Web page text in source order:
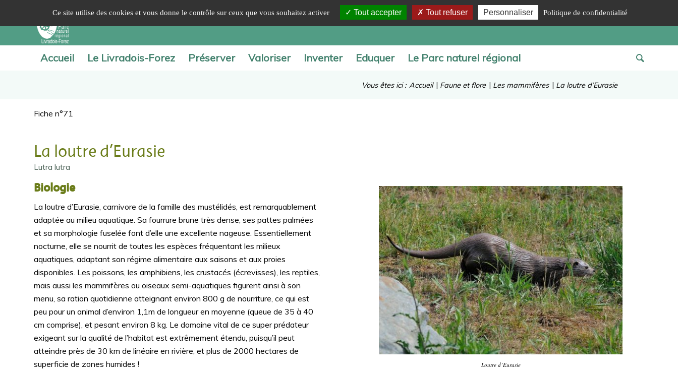
Accueil Le Livradois-Forez Préserver Valoriser Inventer Eduquer Le Parc naturel régional
Vous êtes ici : Accueil | Faune et flore | Les mammifères | La loutre d’Eurasie
Fiche n°71
La loutre d’Eurasie
Lutra lutra
Biologie
La loutre d’Eurasie, carnivore de la famille des mustélidés, est remarquablement
adaptée au milieu aquatique. Sa fourrure brune très dense, ses pattes palmées
et sa morphologie fuselée font d’elle une excellente nageuse. Essentiellement
nocturne, elle se nourrit de toutes les espèces fréquentant les milieux
aquatiques, adaptant son régime alimentaire aux saisons et aux proies
disponibles. Les poissons, les amphibiens, les crustacés (écrevisses), les reptiles,
mais aussi les mammifères ou oiseaux semi-aquatiques figurent ainsi à son
menu, sa ration quotidienne atteignant environ 800 g de nourriture, ce qui est
peu pour un animal d’environ 1,1m de longueur en moyenne (queue de 35 à 40
cm comprise), et pesant environ 8 kg. Le domaine vital de ce super prédateur
exigeant sur la qualité de l’habitat est extrêmement étendu, puisqu’il peut
atteindre près de 30 km de linéaire en rivière, et plus de 2000 hectares de
superficie de zones humides !
Loutre d’Eurasie
Ce site utilise des cookies et vous donne le contrôle sur ceux que vous souhaitez activer Tout accepter Tout refuser Personnaliser Politique de confidentialité